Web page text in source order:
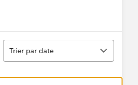
Tri
Trier par date